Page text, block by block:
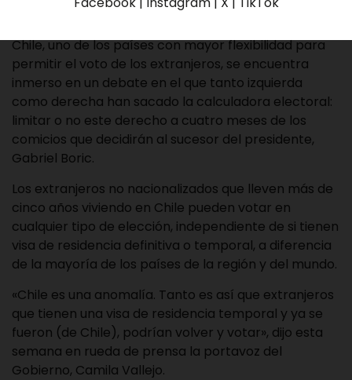
Chile, uno de los países con mayor flexibilidad para
permitir el voto de los extranjeros, se encuentra
inmerso en un debate en el que tanto izquierda
como derecha han sacado la calculadora electoral:
limitar o no este derecho a cuatro meses de los
comicios que decidirán al sucesor del presidente,
Gabriel Boric.
Los extranjeros no nacionalizados que lleven más de
cinco años viviendo en Chile pueden votar en
cualquier tipo de elección, independiente de si tienen
visa de residencia definitiva o temporal, a diferencia
de la mayoría de los países de la región y del mundo.
«Chile es una anomalía. Tanto es así que extranjeros
que tienen una visa de residencia temporal y ya se
fueron (de Chile), podrían volver y votar», dijo esta
semana en rueda de prensa la portavoz del
Gobierno, Camila Vallejo.